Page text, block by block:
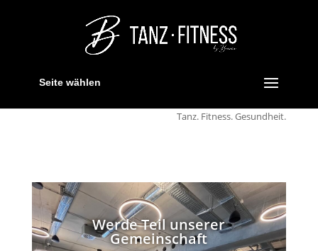
Seite wählen
Tanz. Fitness. Gesundheit.
Werde Teil unserer
Gemeinschaft